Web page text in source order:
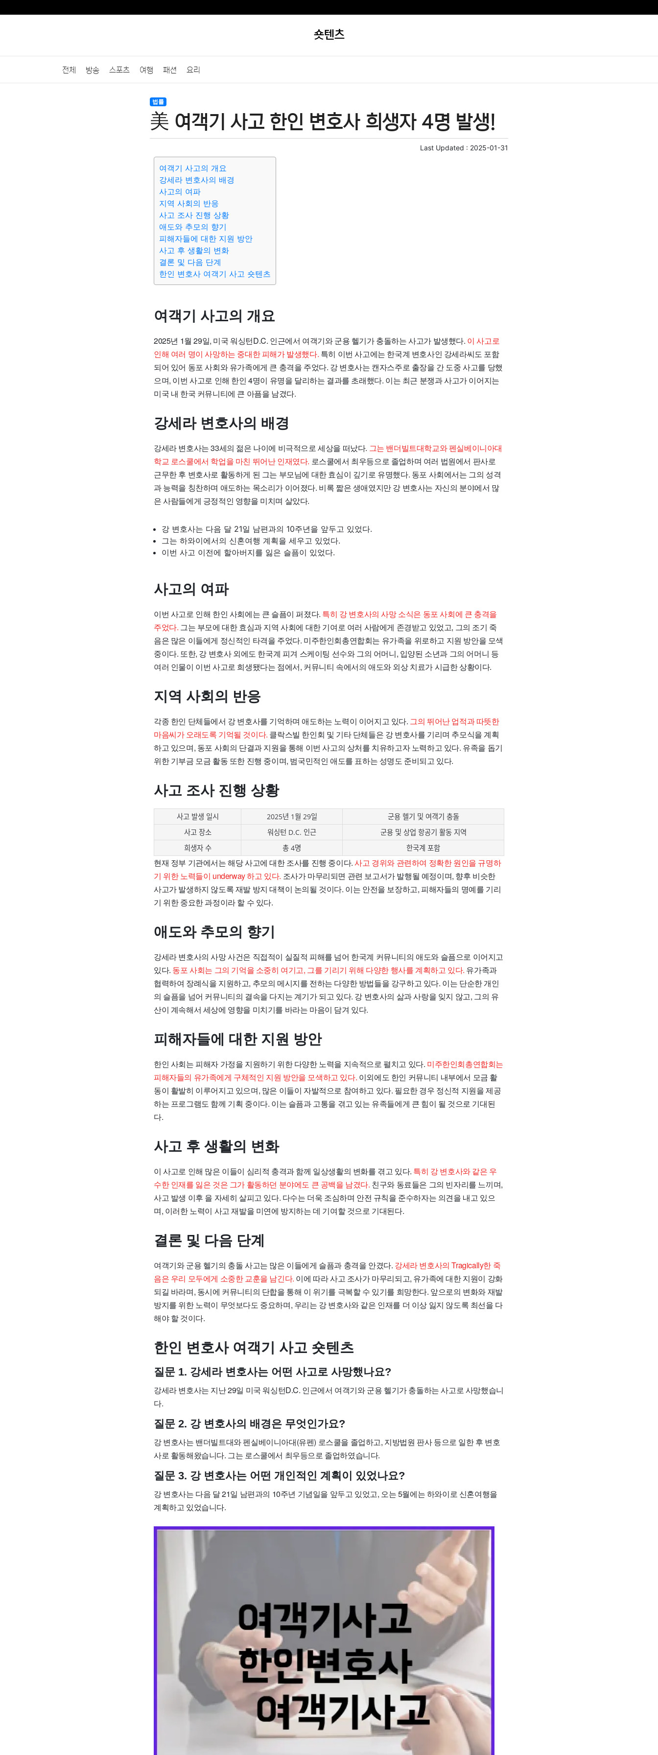
숏텐츠
전체 방송 스포츠 여행 패션 요리
법률
美 여객기 사고 한인 변호사 희생자 4명 발생!
Last Updated : 2025-01-31
여객기 사고의 개요
강세라 변호사의 배경
사고의 여파
지역 사회의 반응
사고 조사 진행 상황
애도와 추모의 향기
피해자들에 대한 지원 방안
사고 후 생활의 변화
결론 및 다음 단계
한인 변호사 여객기 사고 숏텐츠
여객기 사고의 개요
2025년 1월 29일, 미국 워싱턴D.C. 인근에서 여객기와 군용 헬기가 충돌하는 사고가 발생했다. 이 사고로
인해 여러 명이 사망하는 중대한 피해가 발생했다. 특히 이번 사고에는 한국계 변호사인 강세라씨도 포함
되어 있어 동포 사회와 유가족에게 큰 충격을 주었다. 강 변호사는 캔자스주로 출장을 간 도중 사고를 당했
으며, 이번 사고로 인해 한인 4명이 유명을 달리하는 결과를 초래했다. 이는 최근 분쟁과 사고가 이어지는
미국 내 한국 커뮤니티에 큰 아픔을 남겼다.
강세라 변호사의 배경
강세라 변호사는 33세의 젊은 나이에 비극적으로 세상을 떠났다. 그는 밴더빌트대학교와 펜실베이니아대
학교 로스쿨에서 학업을 마친 뛰어난 인재였다. 로스쿨에서 최우등으로 졸업하며 여러 법원에서 판사로
근무한 후 변호사로 활동하게 된 그는 부모님에 대한 효심이 깊기로 유명했다. 동포 사회에서는 그의 성격
과 능력을 칭찬하며 애도하는 목소리가 이어졌다. 비록 짧은 생애였지만 강 변호사는 자신의 분야에서 많
은 사람들에게 긍정적인 영향을 미치며 살았다.
강 변호사는 다음 달 21일 남편과의 10주년을 앞두고 있었다.
그는 하와이에서의 신혼여행 계획을 세우고 있었다.
이번 사고 이전에 할아버지를 잃은 슬픔이 있었다.
사고의 여파
이번 사고로 인해 한인 사회에는 큰 슬픔이 퍼졌다. 특히 강 변호사의 사망 소식은 동포 사회에 큰 충격을
주었다. 그는 부모에 대한 효심과 지역 사회에 대한 기여로 여러 사람에게 존경받고 있었고, 그의 조기 죽
음은 많은 이들에게 정신적인 타격을 주었다. 미주한인회총연합회는 유가족을 위로하고 지원 방안을 모색
중이다. 또한, 강 변호사 외에도 한국계 피겨 스케이팅 선수와 그의 어머니, 입양된 소년과 그의 어머니 등
여러 인물이 이번 사고로 희생됐다는 점에서, 커뮤니티 속에서의 애도와 외상 치료가 시급한 상황이다.
지역 사회의 반응
각종 한인 단체들에서 강 변호사를 기억하며 애도하는 노력이 이어지고 있다. 그의 뛰어난 업적과 따뜻한
마음씨가 오래도록 기억될 것이다. 클락스빌 한인회 및 기타 단체들은 강 변호사를 기리며 추모식을 계획
하고 있으며, 동포 사회의 단결과 지원을 통해 이번 사고의 상처를 치유하고자 노력하고 있다. 유족을 돕기
위한 기부금 모금 활동 또한 진행 중이며, 범국민적인 애도를 표하는 성명도 준비되고 있다.
사고 조사 진행 상황
사고 발생 일시 2025년 1월 29일
군용 헬기 및 여객기 충돌
사고 장소
워싱턴 D.C. 인근
군용 및 상업 항공기 활동 지역
희생자 수
총 4명 한국계 포함
현재 정부 기관에서는 해당 사고에 대한 조사를 진행 중이다.사고 경위와 관련하여 정확한 원인을 규명하
기 위한 노력들이 underway 하고 있다. 조사가 마무리되면 관련 보고서가 발행될 예정이며, 향후 비슷한
사고가 발생하지 않도록 재발 방지 대책이 논의될 것이다. 이는 안전을 보장하고, 피해자들의 명예를 기리
기 위한 중요한 과정이라 할 수 있다.
애도와 추모의 향기
강세라 변호사의 사망 사건은 직접적이 실질적 피해를 넘어 한국계 커뮤니티의 애도와 슬픔으로 이어지고
있다. 동포 사회는 그의 기억을 소중히 여기고, 그를 기리기 위해 다양한 행사를 계획하고 있다. 유가족과
협력하여 장례식을 지원하고, 추모의 메시지를 전하는 다양한 방법들을 강구하고 있다. 이는 단순한 개인
의 슬픔을 넘어 커뮤니티의 결속을 다지는 계기가 되고 있다. 강 변호사의 삶과 사랑을 잊지 않고, 그의 유
산이 계속해서 세상에 영향을 미치기를 바라는 마음이 담겨 있다.
피해자들에 대한 지원 방안
한인 사회는 피해자 가정을 지원하기 위한 다양한 노력을 지속적으로 펼치고 있다. 미주한인회총연합회는
피해자들의 유가족에게 구체적인 지원 방안을 모색하고 있다. 이외에도 한인 커뮤니티 내부에서 모금 활
동이 활발히 이루어지고 있으며, 많은 이들이 자발적으로 참여하고 있다. 필요한 경우 정신적 지원을 제공
하는 프로그램도 함께 기획 중이다. 이는 슬픔과 고통을 겪고 있는 유족들에게 큰 힘이 될 것으로 기대된
다.
사고 후 생활의 변화
이 사고로 인해 많은 이들이 심리적 충격과 함께 일상생활의 변화를 겪고 있다. 특히 강 변호사와 같은 우
수한 인재를 잃은 것은 그가 활동하던 분야에도 큰 공백을 남겼다. 친구와 동료들은 그의 빈자리를 느끼며,
사고 발생 이후 을 자세히 살피고 있다. 다수는 더욱 조심하며 안전 규칙을 준수하자는 의견을 내고 있으
며, 이러한 노력이 사고 재발을 미연에 방지하는 데 기여할 것으로 기대된다.
결론 및 다음 단계
여객기와 군용 헬기의 충돌 사고는 많은 이들에게 슬픔과 충격을 안겼다. 강세라 변호사의 Tragically한 죽
음은 우리 모두에게 소중한 교훈을 남긴다. 이에 따라 사고 조사가 마무리되고, 유가족에 대한 지원이 강화
되길 바라며, 동시에 커뮤니티의 단합을 통해 이 위기를 극복할 수 있기를 희망한다. 앞으로의 변화와 재발
방지를 위한 노력이 무엇보다도 중요하며, 우리는 강 변호사와 같은 인재를 더 이상 잃지 않도록 최선을 다
해야 할 것이다.
한인 변호사 여객기 사고 숏텐츠
질문 1. 강세라 변호사는 어떤 사고로 사망했나요?
강세라 변호사는 지난 29일 미국 워싱턴D.C. 인근에서 여객기와 군용 헬기가 충돌하는 사고로 사망했습니
다.
질문 2. 강 변호사의 배경은 무엇인가요?
강 변호사는 밴더빌트대와 펜실베이니아대(유펜) 로스쿨을 졸업하고, 지방법원 판사 등으로 일한 후 변호
사로 활동해왔습니다. 그는 로스쿨에서 최우등으로 졸업하였습니다.
질문 3. 강 변호사는 어떤 개인적인 계획이 있었나요?
강 변호사는 다음 달 21일 남편과의 10주년 기념일을 앞두고 있었고, 오는 5월에는 하와이로 신혼여행을
계획하고 있었습니다.